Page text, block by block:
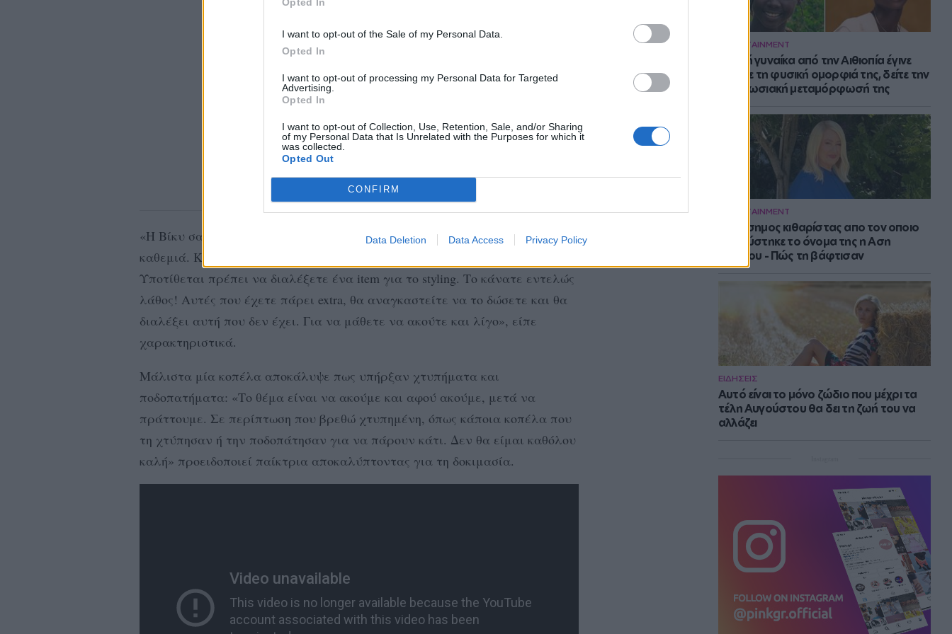
I want to opt-out of the Sale of my Personal Data.
Opted In
I want to opt-out of processing my Personal Data for Targeted
Advertising.
Opted In
I want to opt-out of Collection, Use, Retention, Sale, and/or Sharing
of my Personal Data that Is Unrelated with the Purposes for which it
was collected.
Opted Out
CONFIRM
Data Deletion Data Access Privacy Policy
ENTERTAINMENT
Νεαρή γυναίκα από την Αιθιοπία έγινε
viral με τη φυσική ομορφιά της, δείτε την
εντυπωσιακή μεταμόρφωσή της
ENTERTAINMENT
Ο διάσημος κιθαρίστας απο τον οποιο
εμπνεύστηκε το όνομα της η Αση
Μπήλιου - Πώς τη βάφτισαν
ΕΙΔΗΣΕΙΣ
Αυτό είναι το μόνο ζώδιο που μέχρι τα
τέλη Αυγούστου θα δει τη ζωή του να
αλλάζει
«Η Βίκυ σας είπε ξεκάθαρα ότι πρέπει να πάρετε από μία κρεμάστρα η
καθεμιά. Κάποιοι σηκώσατε ολόκληρο τον καλόγερο. Δεν είναι ψώνια.
Υποτίθεται πρέπει να διαλέξετε ένα item για το styling. Το κάνατε εντελώς
λάθος! Αυτές που έχετε πάρει extra, θα αναγκαστείτε να το δώσετε και θα
διαλέξει αυτή που δεν έχει. Για να μάθετε να ακούτε και λίγο», είπε
χαρακτηριστικά.
Μάλιστα μία κοπέλα αποκάλυψε πως υπήρξαν χτυπήματα και
ποδοπατήματα: «Το θέμα είναι να ακούμε και αφού ακούμε, μετά να
πράττουμε. Σε περίπτωση που βρεθώ χτυπημένη, όπως κάποια κοπέλα που
τη χτύπησαν ή την ποδοπάτησαν για να πάρουν κάτι. Δεν θα είμαι καθόλου
καλή» προειδοποιεί παίκτρια αποκαλύπτοντας για τη δοκιμασία.